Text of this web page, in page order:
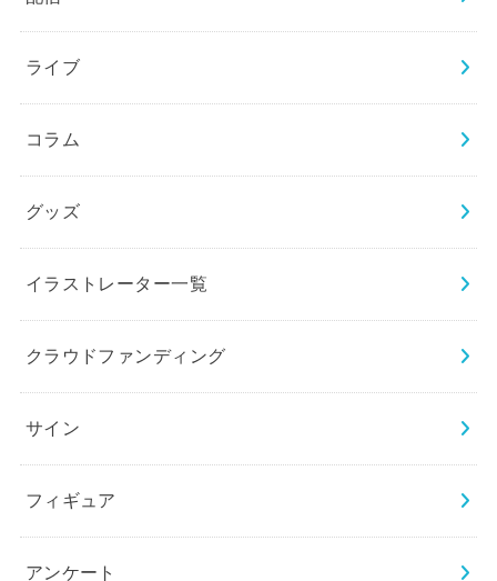
ライブ
コラム
グッズ
イラストレーター一覧
クラウドファンディング
サイン
フィギュア
アンケート